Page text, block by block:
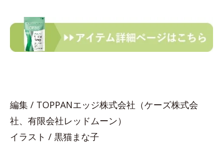
編集 / TOPPANエッジ株式会社（ケーズ株式会
社、有限会社レッドムーン）
イラスト / 黒猫まな子